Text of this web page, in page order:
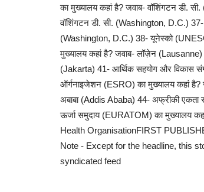
का मुख्यालय कहां है? जवाब- वॉशिंगटन डी.
वॉशिंगटन डी. सी. (Washington, D.C.)
(Washington, D.C.) 38- यूनेस्को
मुख्यालय कहां है? जवाब- लॉज़ेन (Lausanne)
(Jakarta) 41- आर्थिक सहयोग और विकास
ऑर्गनाइजेशन (ESRO) का मुख्यालय कहां
अबाबा (Addis Ababa) 44- अफ्रीकी एकता
ऊर्जा समुदाय (EURATOM) का मुख्यालय
Health OrganisationFIRST
Note - Except for the headline, this
syndicated feed